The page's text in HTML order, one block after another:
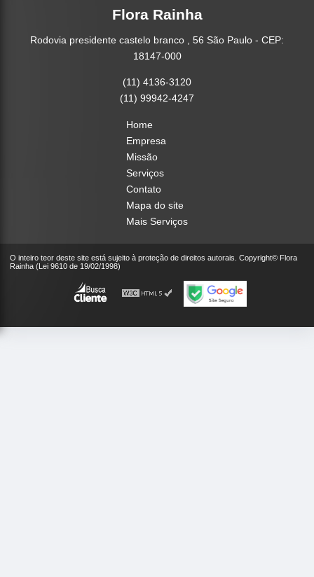
Flora Rainha
Rodovia presidente castelo branco , 56 São Paulo - CEP:
18147-000
(11) 4136-3120
(11) 99942-4247
Home
Empresa
Missão
Serviços
Contato
Mapa do site
Mais Serviços
O inteiro teor deste site está sujeito à proteção de direitos autorais. Copyright© Flora
Rainha (Lei 9610 de 19/02/1998)